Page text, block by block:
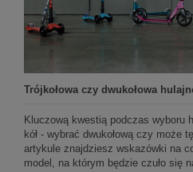
Trójkołowa czy dwukołowa
Kluczową kwestią podczas wyboru
kół - wybrać dwukołową czy może
artykule znajdziesz wskazówki na
model, na którym będzie czuło się